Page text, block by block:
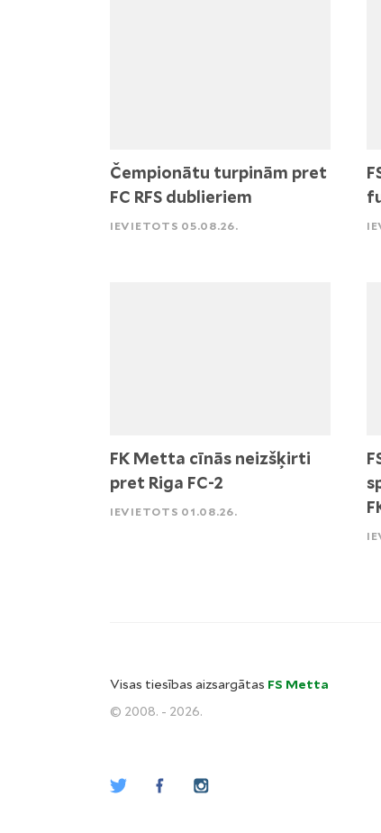
Čempionātu turpinām pret
FC RFS dublieriem
IEVIETOTS 05.08.26.
FK Metta cīnās neizšķirti
pret Riga FC-2
IEVIETOTS 01.08.26.
Visas tiesības aizsargātas FS Metta
© 2008. - 2026.